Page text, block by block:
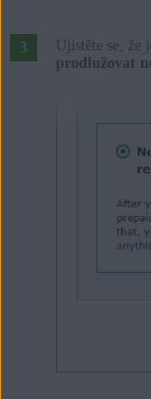
Ujistěte se, že
prodlužovat